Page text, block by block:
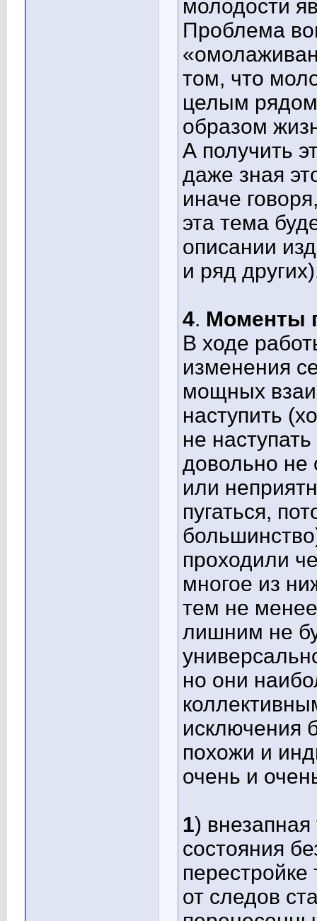
молодости
Проблема
том, что
целым
образом
А получить
даже зная
иначе
эта тема
описании
и ряд
4. Моменты
В ходе
изменения
мощных
наступить
не
довольно
или
пугаться,
проходили
многое из
тем не
лишним не
но они
исключения
похожи и
очень и
1) внезапная
состояния
от следов